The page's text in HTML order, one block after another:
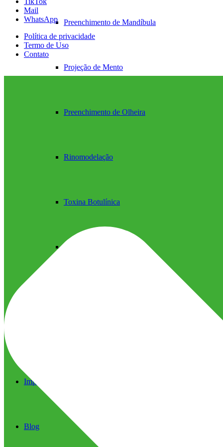
Preenchimento de Mandíbula
Projeção de Mento
Preenchimento de Olheira
Rinomodelação
Toxina Botulínica
Imprensa
Blog
Mail
WhatsApp
Política de privacidade
Termo de Uso
Contato